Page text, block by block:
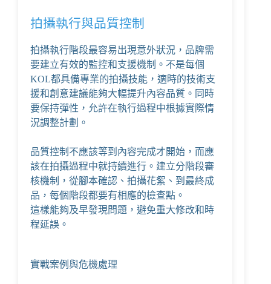
拍攝執行與品質控制
拍攝執行階段最容易出現意外狀況，品牌需
要建立有效的監控和支援機制。不是每個
KOL都具備專業的拍攝技能，適時的技術支
援和創意建議能夠大幅提升內容品質。同時
要保持彈性，允許在執行過程中根據實際情
況調整計劃。
品質控制不應該等到內容完成才開始，而應
該在拍攝過程中就持續進行。建立分階段審
核機制，從腳本確認、拍攝花絮、到最終成
品，每個階段都要有相應的檢查點。
這樣能夠及早發現問題，避免重大修改和時
程延誤。
實戰案例與危機處理